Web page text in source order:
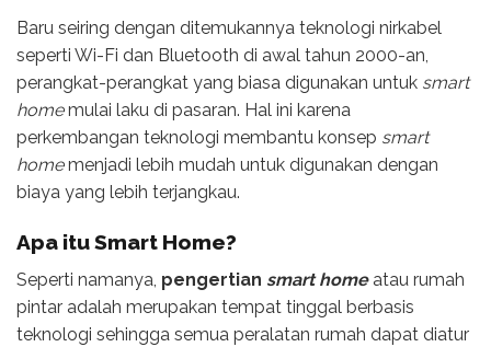
Baru seiring dengan ditemukannya teknologi nirkabel
seperti Wi-Fi dan Bluetooth di awal tahun 2000-an,
perangkat-perangkat yang biasa digunakan untuk smart
homemulai laku di pasaran. Hal ini karena
perkembangan teknologi membantu konsep smart
homemenjadi lebih mudah untuk digunakan dengan
biaya yang lebih terjangkau.
Apa itu Smart Home?
Seperti namanya, pengertian smart homeatau rumah
pintar adalah merupakan tempat tinggal berbasis
teknologi sehingga semua peralatan rumah dapat diatur